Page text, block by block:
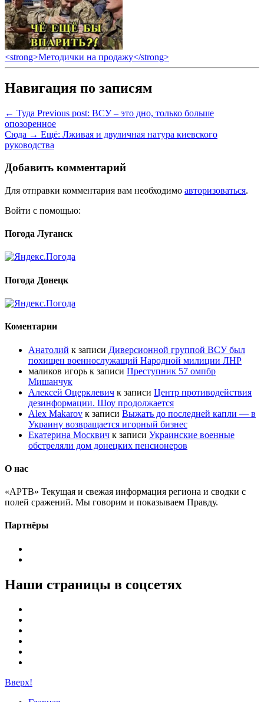
<strong>Методички на продажу</strong>
Навигация по записям
← Туда Previous post: ВСУ – это дно, только больше
опозоренное
Сюда → Ещё: Лживая и двуличная натура киевского
руководства
Добавить комментарий
Для отправки комментария вам необходимо авторизоваться.
Войти с помощью:
Погода Луганск
Погода Донецк
Коментарии
Анатолий к записи Диверсионной группой ВСУ был
похищен военнослужащий Народной милиции ЛНР
маликов игорь к записи Преступник 57 омпбр
Мишанчук
Алексей Оцерклевич к записи Центр противодействия
дезинформации. Шоу продолжается
Alex Makarov к записи Выжать до последней капли — в
Украину возвращается игорный бизнес
Екатерина Москвич к записи Украинские военные
обстреляли дом донецких пенсионеров
О нас
«АРТВ» Текущая и свежая информация региона и сводки с
полей сражений. Мы говорим и показываем Правду.
Партнёры
Наши страницы в соцсетях
Вверх!